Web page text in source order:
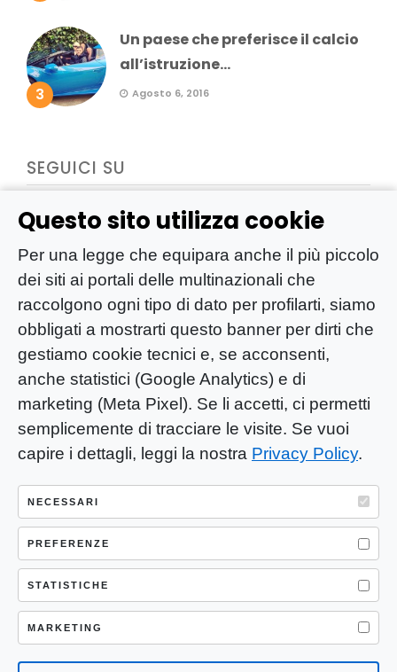
Questo sito utilizza cookie
Per una legge che equipara anche il più piccolo
dei siti ai portali delle multinazionali che
raccolgono ogni tipo di dato per profilarti, siamo
obbligati a mostrarti questo banner per dirti che
gestiamo cookie tecnici e, se acconsenti,
anche statistici (Google Analytics) e di
marketing (Meta Pixel). Se li accetti, ci permetti
semplicemente di tracciare le visite. Se vuoi
capire i dettagli, leggi la nostra Privacy Policy.
NECESSARI
PREFERENZE
STATISTICHE
MARKETING
3
Un paese che preferisce il calcio
all’istruzione...
Agosto 6, 2016
SEGUICI SU
YOU-ng Slow Journalism è una testata
giornalistica di proprietà di Mastino S.R.L.
Registrazione presso Trib. Santa Maria
Capua Vetere (CE) n° 900 del 31/01/2025 |
ISSN 3103-4683
P.IVA: 04755530617
Sede Legale: CASERTA – VIA LORENZO MARIA
NERONI 11 CAP 81100